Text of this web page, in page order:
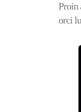
Proin
orci